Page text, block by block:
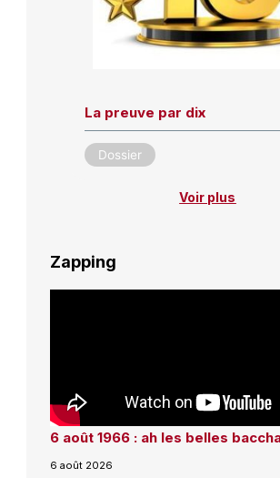
La preuve par dix
Dossier
Voir plus
Zapping
6 août 1966 : ah les belles
6 août 2026